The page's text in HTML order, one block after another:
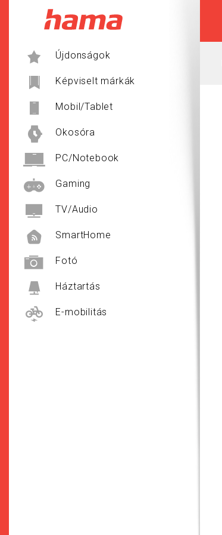
Újdonságok
Képviselt márkák
Mobil/Tablet
Okosóra
PC/Notebook
Gaming
TV/Audio
SmartHome
Fotó
Háztartás
E-mobilitás